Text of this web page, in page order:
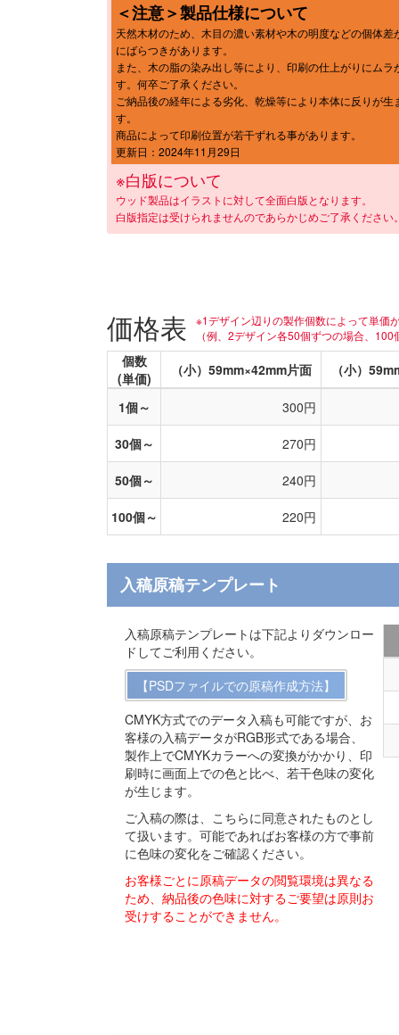
＜注意＞製品仕様について
天然木材のため、木目の濃い素材や木の明度などの個体差
にばらつきがあります。
また、木の脂の染み出し等により、印刷の仕上がりにムラ
す。何卒ご了承ください。
ご納品後の経年による劣化、乾燥等により本体に反りが生
す。
商品によって印刷位置が若干ずれる事があります。
更新⽇：2024年11月29日
※白版について
ウッド製品はイラストに対して全面白版となります。
白版指定は受けられませんのであらかじめご了承ください
価格表
※1デザイン辺りの製作個数によって単価
（例、2デザイン各50個ずつの場合、
個数
(単価)
（小）59mm×42mm片面 （小）
1個～ 300円
30個～ 270円
50個～ 240円
100個～ 220円
入稿原稿テンプレート
入稿原稿テンプレートは下記よりダウンロー
ドしてご利用ください。
【PSDファイルでの原稿作成方法】
CMYK方式でのデータ入稿も可能ですが、お
客様の入稿データがRGB形式である場合、
製作上でCMYKカラーへの変換がかかり、印
刷時に画面上での色と比べ、若干色味の変化
が生じます。
ご入稿の際は、こちらに同意されたものとし
て扱います。可能であればお客様の方で事前
に色味の変化をご確認ください。
お客様ごとに原稿データの閲覧環境は異なる
ため、納品後の色味に対するご要望は原則お
受けすることができません。